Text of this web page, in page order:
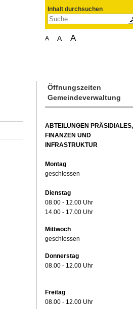
Inhalt durchsuchen
A A A
Öffnungszeiten
Gemeindeverwaltung
ABTEILUNGEN PRÄSIDIALES,
FINANZEN UND
INFRASTRUKTUR
Montag
geschlossen
Dienstag
08.00 - 12.00 Uhr
14.00 - 17.00 Uhr
Mittwoch
geschlossen
Donnerstag
08.00 - 12.00 Uhr
Freitag
08.00 - 12.00 Uhr